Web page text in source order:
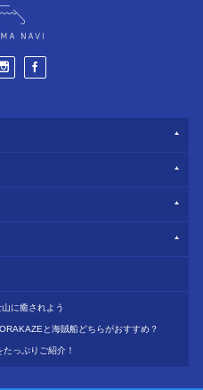
に癒されよう
と海賊船どちらがおすすめ？
っぷりご紹介！